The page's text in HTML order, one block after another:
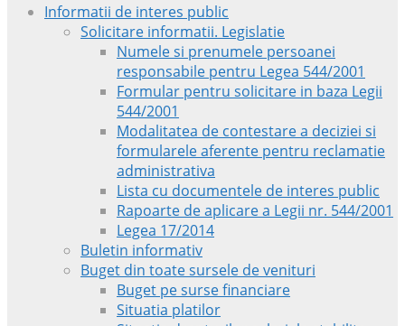
Informatii de interes public
Solicitare informatii. Legislatie
Numele si prenumele persoanei
responsabile pentru Legea 544/2001
Formular pentru solicitare in baza Legii
544/2001
Modalitatea de contestare a deciziei si
formularele aferente pentru reclamatie
administrativa
Lista cu documentele de interes public
Rapoarte de aplicare a Legii nr. 544/2001
Legea 17/2014
Buletin informativ
Buget din toate sursele de venituri
Buget pe surse financiare
Situatia platilor